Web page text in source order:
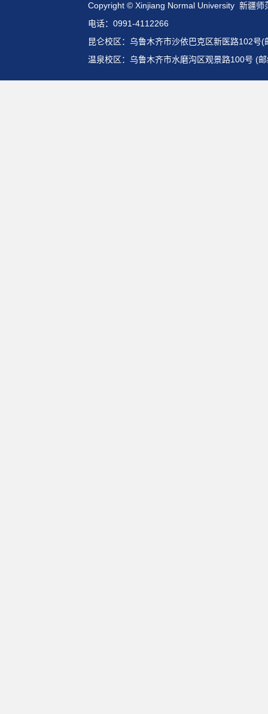
Copyright © Xinjiang Normal University 新疆师
电话：0991-4112266
昆仑校区：乌鲁木齐市沙依巴克区新医路102号(
温泉校区：乌鲁木齐市水磨沟区观景路100号 (